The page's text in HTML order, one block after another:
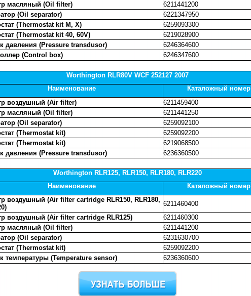
масляный (Oil filter)
6211441200
(Oil separator)
6221347950
(Thermostat kit M, X)
6259093300
(Thermostat kit 40, 60V)
6219028900
давления (Pressure transdusor)
6246364600
(Control box)
6246347600
Worthington RLR80V WCF 252127 2007
Наименование
Каталожный номер
воздушный (Air filter)
6211459400
масляный (Oil filter)
6211441250
(Oil separator)
6259092100
(Thermostat kit)
6259092200
(Thermostat kit)
6219068500
давления (Pressure transdusor)
6236360500
Worthington RLR125, RLR150, RLR180, RLR220
Наименование
Каталожный номер
воздушный (Air filter cartridge RLR150, RLR180,
6211460400
воздушный (Air filter cartridge RLR125)
6211460300
масляный (Oil filter)
6211441200
(Oil separator)
6231630700
(Thermostat kit)
6259092200
температуры (Temperature sensor)
6236360600